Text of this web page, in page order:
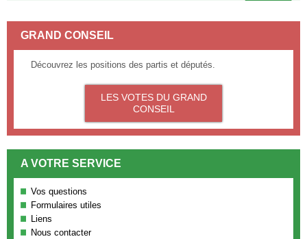
GRAND CONSEIL
Découvrez les positions des partis et députés.
LES VOTES DU GRAND
CONSEIL
A VOTRE SERVICE
Vos questions
Formulaires utiles
Liens
Nous contacter